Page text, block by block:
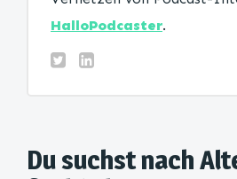
HalloPodcaster.
Du suchst nach